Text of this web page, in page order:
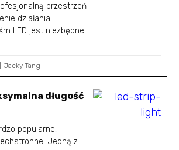
przestrzeń
działania
LED jest niezbędne
Jacky Tang
długość
popularne,
Jedną z